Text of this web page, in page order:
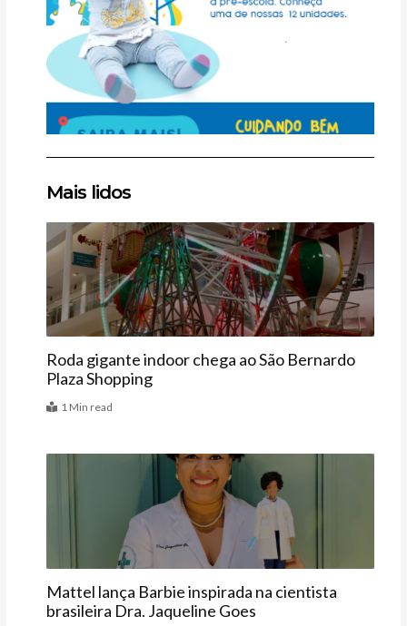
aqui
aqui
aqui
Mais lidos
Agenda
Roda gigante indoor chega ao São Bernardo
Plaza Shopping
1 Min read
Mattel lança Barbie inspirada na cientista
brasileira Dra. Jaqueline Goes